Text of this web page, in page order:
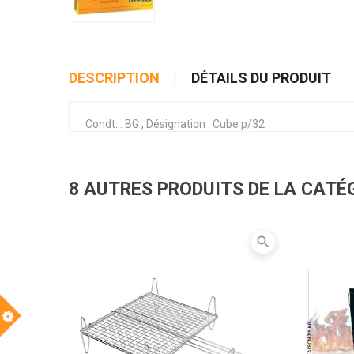
DESCRIPTION DÉTAILS DU PRODUIT
Condt. : BG , Désignation : Cube p/32
8 AUTRES PRODUITS DE LA
search